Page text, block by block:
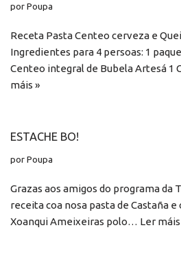
porPoupa
Receta Pasta Centeo cerveza e
Ingredientes para 4 persoas: 1
Centeo integral de Bubela Artesá 1
máis »
ESTACHE BO!
porPoupa
Grazas aos amigos do programa da
receita coa nosa pasta de Castaña
Xoanqui Ameixeiras polo… Ler máis